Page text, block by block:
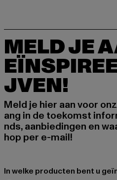
MELD JE
JVEN!
Meld je hier aan voor
ang in de toekomst
nds, aanbiedingen en
hop per e-mail!
In welke producten bent u